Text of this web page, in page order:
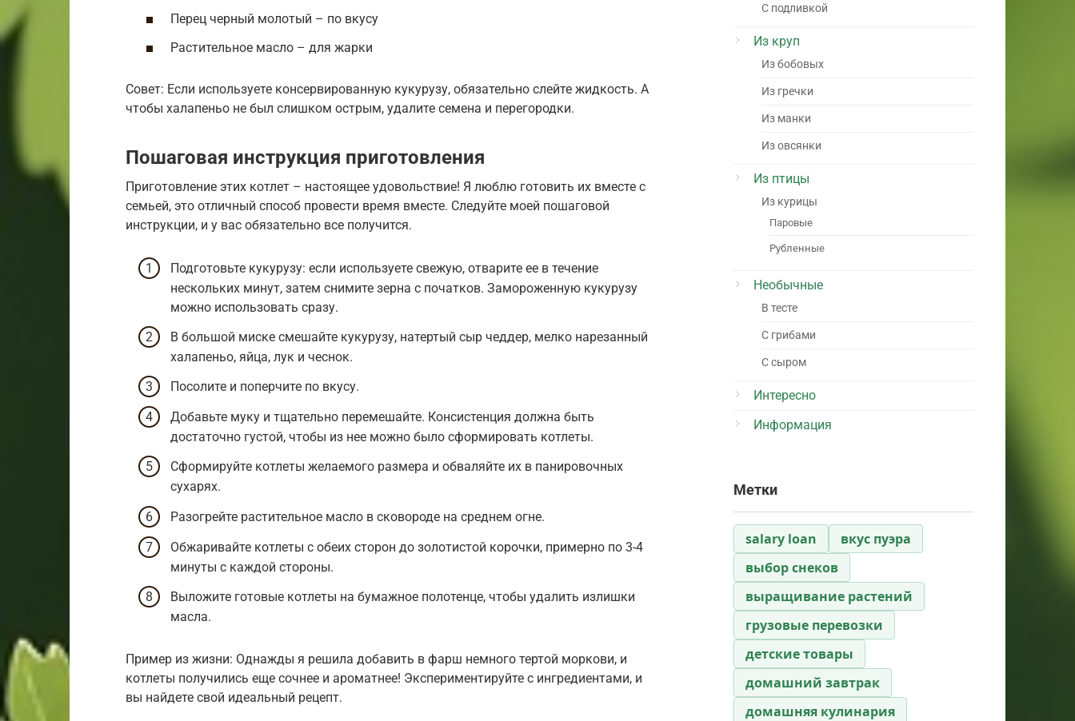
Перец черный молотый – по вкусу
Растительное масло – для жарки
Совет: Если используете консервированную кукурузу, обязательно слейте жидкость. А
чтобы халапеньо не был слишком острым, удалите семена и перегородки.
Пошаговая инструкция приготовления
Приготовление этих котлет – настоящее удовольствие! Я люблю готовить их вместе с
семьей, это отличный способ провести время вместе. Следуйте моей пошаговой
инструкции, и у вас обязательно все получится.
Подготовьте кукурузу: если используете свежую, отварите ее в течение
нескольких минут, затем снимите зерна с початков. Замороженную кукурузу
можно использовать сразу.
В большой миске смешайте кукурузу, натертый сыр чеддер, мелко нарезанный
халапеньо, яйца, лук и чеснок.
Посолите и поперчите по вкусу.
Добавьте муку и тщательно перемешайте. Консистенция должна быть
достаточно густой, чтобы из нее можно было сформировать котлеты.
Сформируйте котлеты желаемого размера и обваляйте их в панировочных
сухарях.
Разогрейте растительное масло в сковороде на среднем огне.
Обжаривайте котлеты с обеих сторон до золотистой корочки, примерно по 3-4
минуты с каждой стороны.
Выложите готовые котлеты на бумажное полотенце, чтобы удалить излишки
масла.
Пример из жизни: Однажды я решила добавить в фарш немного тертой моркови, и
котлеты получились еще сочнее и ароматнее! Экспериментируйте с ингредиентами, и
вы найдете свой идеальный рецепт.
С подливкой
Из круп
Из бобовых
Из гречки
Из манки
Из овсянки
Из птицы
Из курицы
Паровые
Рубленные
Необычные
В тесте
С грибами
С сыром
Интересно
Информация
Метки
salary loan
вкус пуэра
выбор снеков
выращивание растений
грузовые перевозки
детские товары
домашний завтрак
домашняя кулинария